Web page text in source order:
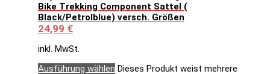
Bike Trekking Component Sattel (
Black/Petrolblue) versch. Größen
24,99 €
inkl. MwSt.
Ausführung wählen Dieses Produkt weist mehrere